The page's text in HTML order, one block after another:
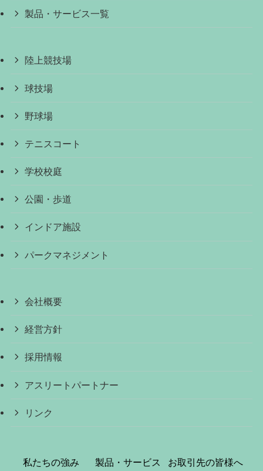
製品・サービス一覧
陸上競技場
球技場
野球場
テニスコート
学校校庭
公園・歩道
インドア施設
パークマネジメント
会社概要
経営方針
採用情報
アスリートパートナー
リンク
私たちの強み
製品・サービス
お取引先の皆様へ